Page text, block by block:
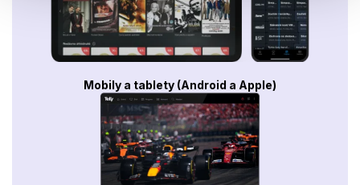
Mobily a tablety (Android a Apple)